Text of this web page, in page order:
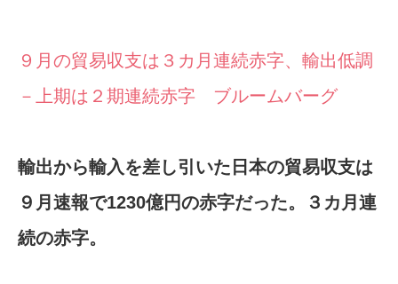
９月の貿易収支は３カ月連続赤字、輸出低調
－上期は２期連続赤字 ブルームバーグ
輸出から輸入を差し引いた日本の貿易収支は
９月速報で1230億円の赤字だった。３カ月連
続の赤字。